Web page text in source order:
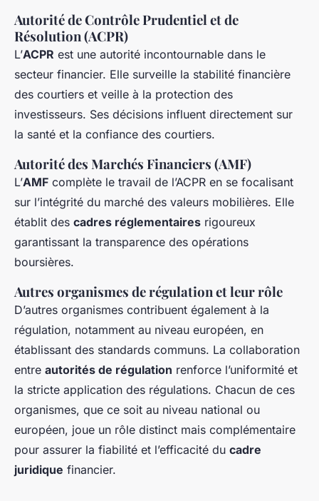
Autorité de Contrôle Prudentiel et de
Résolution (ACPR)
L’ACPR est une autorité incontournable dans le
secteur financier. Elle surveille la stabilité financière
des courtiers et veille à la protection des
investisseurs. Ses décisions influent directement sur
la santé et la confiance des courtiers.
Autorité des Marchés Financiers (AMF)
L’AMF complète le travail de l’ACPR en se focalisant
sur l’intégrité du marché des valeurs mobilières. Elle
établit des cadres réglementaires rigoureux
garantissant la transparence des opérations
boursières.
Autres organismes de régulation et leur rôle
D’autres organismes contribuent également à la
régulation, notamment au niveau européen, en
établissant des standards communs. La collaboration
entre autorités de régulation renforce l’uniformité et
la stricte application des régulations. Chacun de ces
organismes, que ce soit au niveau national ou
européen, joue un rôle distinct mais complémentaire
pour assurer la fiabilité et l’efficacité du cadre
juridique financier.